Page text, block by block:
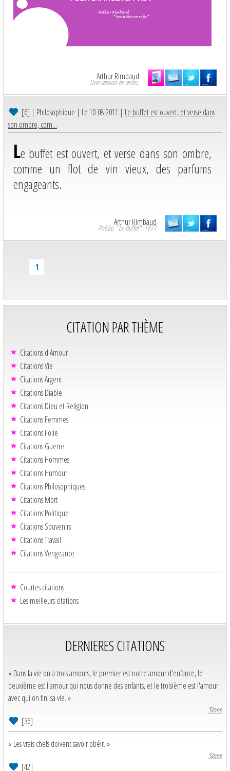
Arthur Rimbaud
Une session en enfer.
[6] | Philosophique | Le 10-08-2011 | Le buffet est ouvert, et verse dans
son ombre, com...
Le buffet est ouvert, et verse dans son ombre,
comme un flot de vin vieux, des parfums
engageants.
Arthur Rimbaud
Poèsie, "Le Buffet". 1871
1
CITATION PAR THÈME
Citations d'Amour
Citations Vie
Citations Argent
Citations Diable
Citations Dieu et Religion
Citations Femmes
Citations Folie
Citations Guerre
Citations Hommes
Citations Humour
Citations Philosophiques
Citations Mort
Citations Politique
Citations Souvenirs
Citations Travail
Citations Vengeance
Courtes citations
Les meilleurs citations
DERNIERES CITATIONS
« Dans la vie on a trois amours, le premier est notre amour d'enfance, le
deuxième est l'amour qui nous donne des enfants, et le troisième est l'amour
avec qui on fini sa vie. »
Stone
[36]
« Les vrais chefs doivent savoir obéir. »
Stone
[42]